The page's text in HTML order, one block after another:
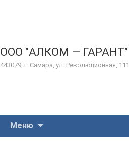
ООО "АЛКОМ — ГАРАНТ"
443079, г. Самара, ул. Революционная, 111
Меню